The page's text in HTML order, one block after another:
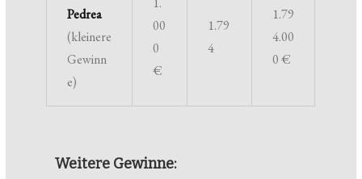
Pedrea
(kleinere
Gewinn
e)
00
0
€
1.79
4
1.79
4.00
0 €
Weitere Gewinne: